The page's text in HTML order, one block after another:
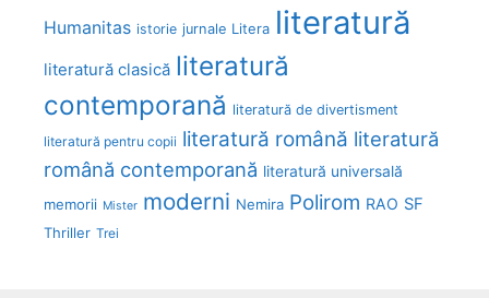
Humanitas istorie jurnale Litera literatură
literatură clasică literatură
contemporană literatură de divertisment
literatură pentru copii literatură română literatură
română contemporană literatură universală
memorii Mister moderni Nemira Polirom RAO SF
Thriller Trei